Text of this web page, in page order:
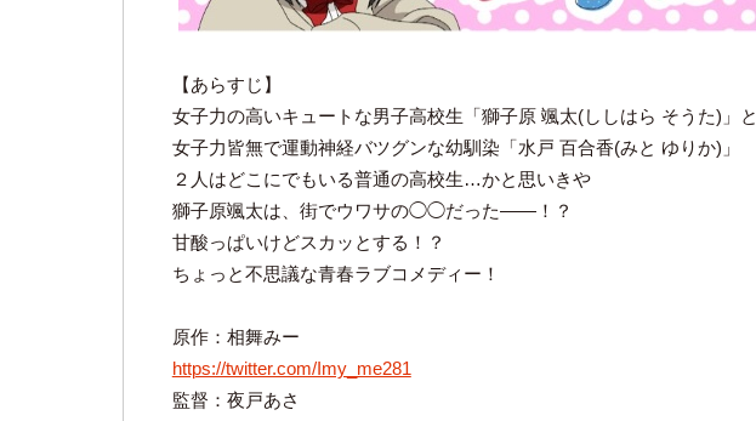
【あらすじ】
女子力の高いキュートな男子高校生「獅子原 颯太(ししはら そうた)」と
女子力皆無で運動神経バツグンな幼馴染「水戸 百合香(みと ゆりか)」
２人はどこにでもいる普通の高校生…かと思いきや
獅子原颯太は、街でウワサの◯◯だった――！？
甘酸っぱいけどスカッとする！？
ちょっと不思議な青春ラブコメディー！
原作：相舞みー
https://twitter.com/Imy_me281
監督：夜戸あさ